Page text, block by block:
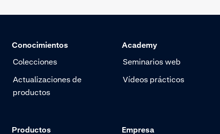
Conocimientos
Colecciones
Actualizaciones de
productos
Academy
Seminarios web
Vídeos prácticos
Productos
Empresa